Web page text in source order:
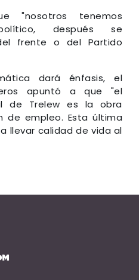
"nosotros tenemos
después se
frente o del Partido
dará énfasis, el
apuntó a que "el
de Trelew es la obra
de empleo. Esta última
llevar calidad de vida al